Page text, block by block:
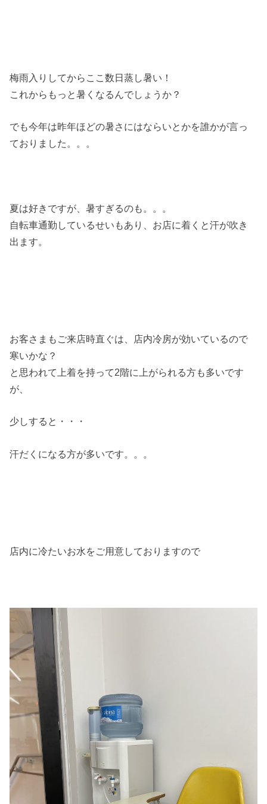
梅雨入りしてからここ数日蒸し暑い！
これからもっと暑くなるんでしょうか？
でも今年は昨年ほどの暑さにはならいとかを誰かが言っ
ておりました。。。
夏は好きですが、暑すぎるのも。。。
自転車通勤しているせいもあり、お店に着くと汗が吹き
出ます。
お客さまもご来店時直ぐは、店内冷房が効いているので
寒いかな？
と思われて上着を持って2階に上がられる方も多いです
が、
少しすると・・・
汗だくになる方が多いです。。。
店内に冷たいお水をご用意しておりますので